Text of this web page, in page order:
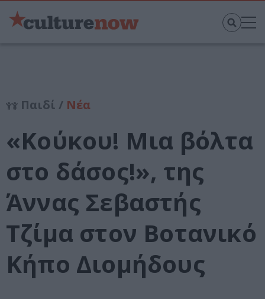
Παιδί / Νέα
«Κούκου! Μια βόλτα
στο δάσος!», της
Άννας Σεβαστής
Τζίμα στον Βοτανικό
Κήπο Διομήδους